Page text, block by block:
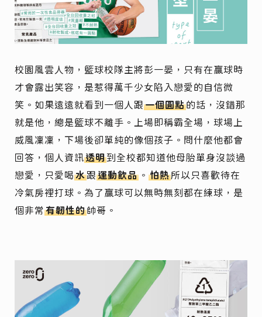
校園風雲人物，籃球校隊主將彭一晏，只有在贏球時
才會露出笑容，是惹得萬千少女陷入戀愛的自信微
笑。如果遠遠就看到一個人跟一個圓點的話，沒錯那
就是他，總是籃球不離手。上場即稱霸全場，球場上
威風凜凜，下場後卻單純的像個孩子。問什麼他都會
回答，個人資訊透明到全校都知道他母胎單身沒談過
戀愛，只愛喝水跟運動飲品 。怕熱所以只喜歡待在
冷氣房裡打球。為了贏球可以無時無刻都在練球，是
個非常有韌性的帥哥。